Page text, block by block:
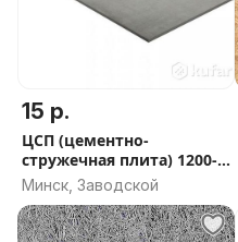
15 р.
ЦСП (цементно-
стружечная плита) 1200-
600-10мм
Минск, Заводской